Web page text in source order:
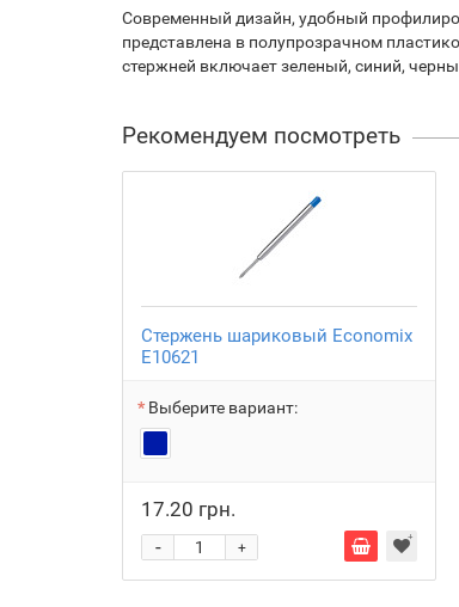
Современный дизайн, удобный
представлена в полупрозрачном
стержней включает зеленый, синий,
Рекомендуем посмотреть
Стержень шариковый Economix
Е10621
Выберите вариант:
17.20 грн.
+
-